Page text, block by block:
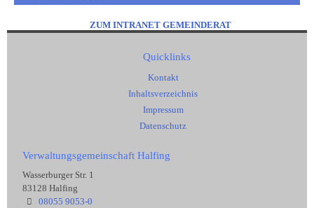
ZUM INTRANET GEMEINDERAT
Quicklinks
Kontakt
Inhaltsverzeichnis
Impressum
Datenschutz
Verwaltungsgemeinschaft Halfing
Wasserburger Str. 1
83128 Halfing
08055 9053-0